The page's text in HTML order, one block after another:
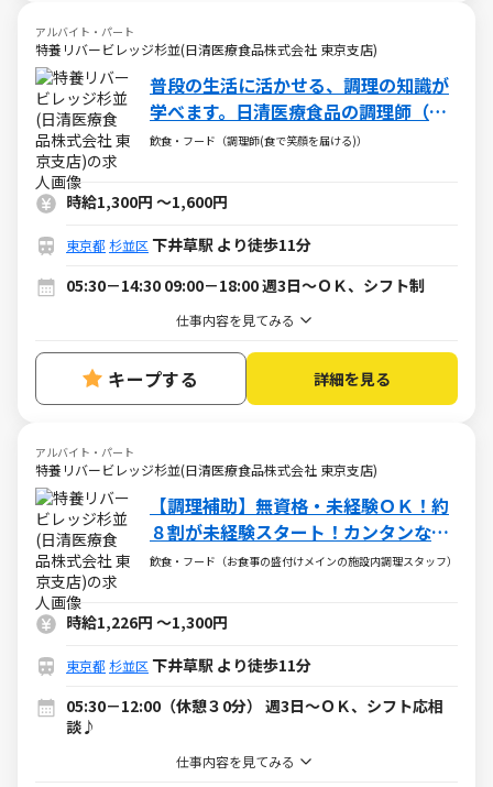
アルバイト・パート
特養リバービレッジ杉並(日清医療食品株式会社 東京支店)
普段の生活に活かせる、調理の知識が
学べます。日清医療食品の調理師（パ
ート・アルバイト求人）
飲食・フード（調理師(食で笑顔を届ける)）
時給1,300円 ～1,600円
東京都 杉並区 下井草駅 より徒歩11分
05:30－14:30 09:00－18:00 週3日～ＯＫ、シフト制
仕事内容を見てみる
キープする 詳細を見る
アルバイト・パート
特養リバービレッジ杉並(日清医療食品株式会社 東京支店)
【調理補助】無資格・未経験ＯＫ！約
８割が未経験スタート！カンタンな盛
付・配下膳・洗浄など
飲食・フード（お食事の盛付けメインの施設内調理スタッフ）
時給1,226円 ～1,300円
東京都 杉並区 下井草駅 より徒歩11分
05:30－12:00（休憩３0分） 週3日～ＯＫ、シフト応相
談♪
仕事内容を見てみる